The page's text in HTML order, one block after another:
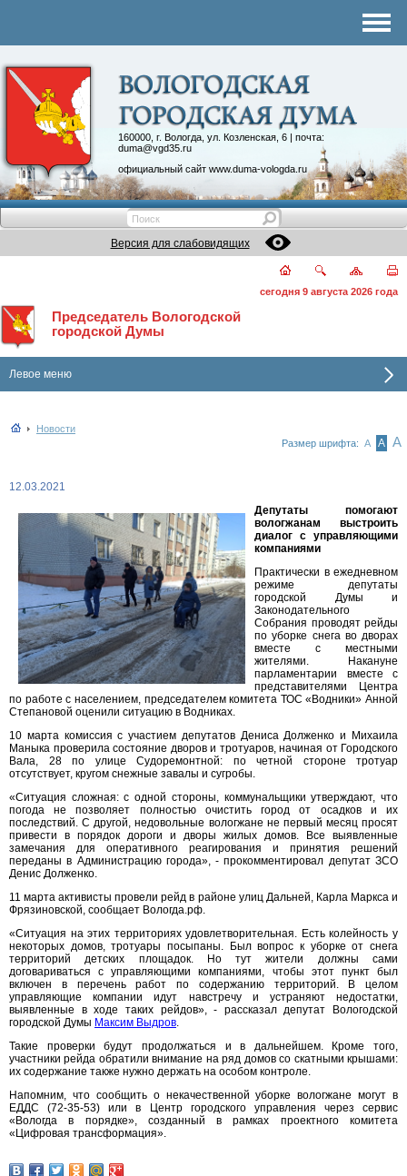
160000, г. Вологда, ул. Козленская, 6 | почта:
duma@vgd35.ru
официальный сайт www.duma-vologda.ru
Контакты
Депутатские объединения
Версия для слабовидящих
сегодня 9 августа 2026 года
Председатель Вологодской
городской Думы
Левое меню
Новости
Размер шрифта: А А А
12.03.2021
Депутаты помогают
вологжанам выстроить
диалог с управляющими
компаниями
Практически в ежедневном
режиме депутаты
городской Думы и
Законодательного
Собрания проводят рейды
по уборке снега во дворах
вместе с местными
жителями. Накануне
парламентарии вместе с
представителями Центра
по работе с населением, председателем комитета ТОС «Водники» Анной
Степановой оценили ситуацию в Водниках.
10 марта комиссия с участием депутатов Дениса Долженко и Михаила
Маныка проверила состояние дворов и тротуаров, начиная от Городского
Вала, 28 по улице Судоремонтной: по четной стороне тротуар
отсутствует, кругом снежные завалы и сугробы.
«Ситуация сложная: с одной стороны, коммунальщики утверждают, что
погода не позволяет полностью очистить город от осадков и их
последствий. С другой, недовольные вологжане не первый месяц просят
привести в порядок дороги и дворы жилых домов. Все выявленные
замечания для оперативного реагирования и принятия решений
переданы в Администрацию города», - прокомментировал депутат ЗСО
Денис Долженко.
11 марта активисты провели рейд в районе улиц Дальней, Карла Маркса и
Фрязиновской, сообщает Вологда.рф.
«Ситуация на этих территориях удовлетворительная. Есть колейность у
некоторых домов, тротуары посыпаны. Был вопрос к уборке от снега
территорий детских площадок. Но тут жители должны сами
договариваться с управляющими компаниями, чтобы этот пункт был
включен в перечень работ по содержанию территорий. В целом
управляющие компании идут навстречу и устраняют недостатки,
выявленные в ходе таких рейдов», - рассказал депутат Вологодской
городской Думы Максим Выдров.
Такие проверки будут продолжаться и в дальнейшем. Кроме того,
участники рейда обратили внимание на ряд домов со скатными крышами:
их содержание также нужно держать на особом контроле.
Напомним, что сообщить о некачественной уборке вологжане могут в
ЕДДС (72-35-53) или в Центр городского управления через сервис
«Вологда в порядке», созданный в рамках проектного комитета
«Цифровая трансформация».